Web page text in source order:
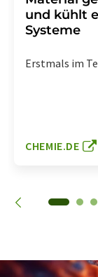
und kühlt
Systeme
Erstmals im
CHEMIE.DE